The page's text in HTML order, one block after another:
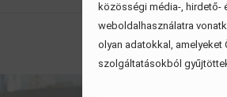
közösségi média-, hirdető-
weboldalhasználatra
olyan adatokkal, amelyeket
szolgáltatásokból